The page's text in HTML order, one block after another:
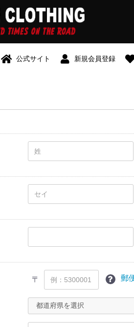
公式サイト 新規会員登録
〒 郵